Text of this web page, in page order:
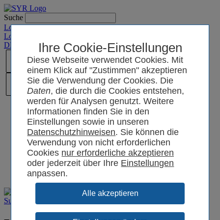
Ihre Cookie-Einstellungen
Diese Webseite verwendet Cookies. Mit
einem Klick auf "Zustimmen" akzeptieren
Sie die Verwendung der Cookies. Die
Daten, die durch die Cookies entstehen,
werden für Analysen genutzt. Weitere
Informationen finden Sie in den
Einstellungen sowie in unseren
Datenschutzhinweisen. Sie können die
Verwendung von nicht erforderlichen
Cookies
oder jederzeit über Ihre Einstellungen
anpassen.
Suche
Login SYRCode²
Login SYR Connect
DE
CN / PL
Support